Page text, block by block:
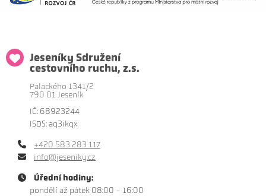
Jeseníky Sdružení
cestovního ruchu, z.s.
Palackého 1341/2
790 01 Jeseník
IČ: 68923244
ISDS: aq3ikqx
+420 583 283 117
info@jeseniky.cz
Úřední hodiny:
pondělí až pátek 08:00 - 16:00